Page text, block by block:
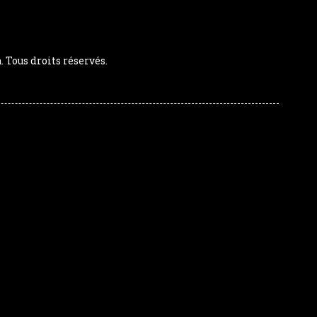
droits réservés.